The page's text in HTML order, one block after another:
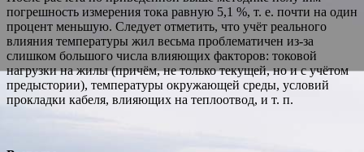
погрешность измерения тока равную 5,1 %, т. е. почти на один
процент меньшую. Следует отметить, что учёт реального
влияния температуры жил весьма проблематичен из-за
слишком большого числа влияющих факторов: токовой
нагрузки на жилы (причём, не только текущей, но и с учётом
предыстории), температуры окружающей среды, условий
прокладки кабеля, влияющих на теплоотвод, и т. п.